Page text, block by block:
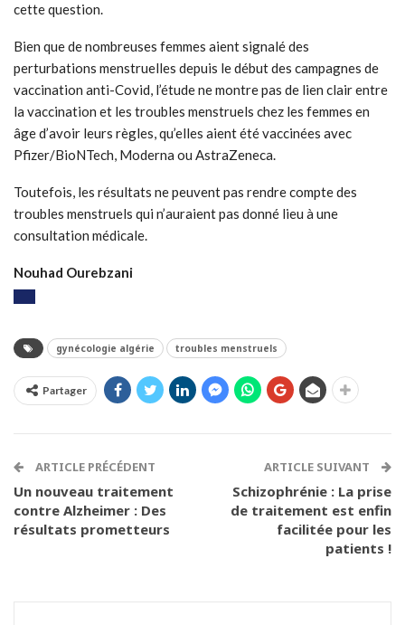
cette question.
Bien que de nombreuses femmes aient signalé des
perturbations menstruelles depuis le début des campagnes de
vaccination anti-Covid, l’étude ne montre pas de lien clair entre
la vaccination et les troubles menstruels chez les femmes en
âge d’avoir leurs règles, qu’elles aient été vaccinées avec
Pfizer/BioNTech, Moderna ou AstraZeneca.
Toutefois, les résultats ne peuvent pas rendre compte des
troubles menstruels qui n’auraient pas donné lieu à une
consultation médicale.
Nouhad Ourebzani
gynécologie algérie troubles menstruels
Partager
ARTICLE PRÉCÉDENT
Un nouveau traitement
contre Alzheimer : Des
résultats prometteurs
ARTICLE SUIVANT
Schizophrénie : La prise
de traitement est enfin
facilitée pour les
patients !